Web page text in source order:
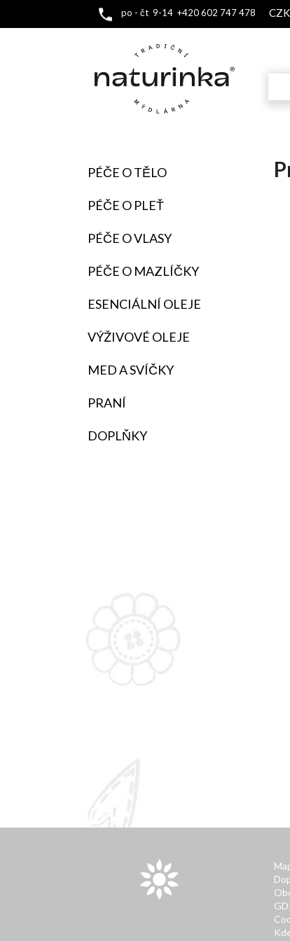
po - čt 9-14 +420 602 747 478
PÉČE O TĚLO
PÉČE O PLEŤ
PÉČE O VLASY
PÉČE O MAZLÍČKY
ESENCIÁLNÍ OLEJE
VÝŽIVOVÉ OLEJE
MED A SVÍČKY
PRANÍ
DOPLŇKY